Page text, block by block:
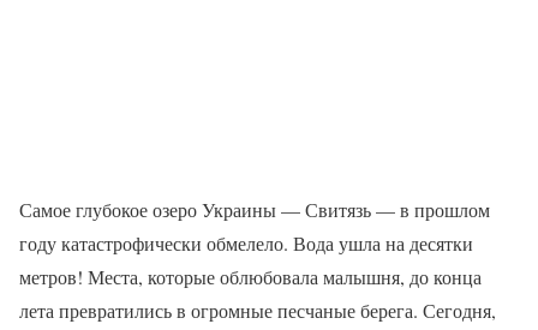
Самое глубокое озеро Украины — Свитязь — в прошлом
году катастрофически обмелело. Вода ушла на десятки
метров! Места, которые облюбовала малышня, до конца
лета превратились в огромные песчаные берега. Сегодня,